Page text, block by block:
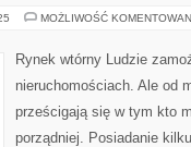
MOŻLIWOŚĆ
Rynek wtórny Ludzie
nieruchomościach. Ale od
prześcigają się w tym kto
porządniej. Posiadanie